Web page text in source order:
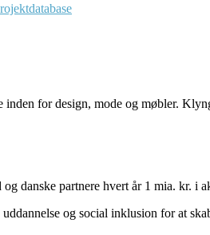
for design, mode og møbler.
danske partnere hvert år 1 mia. kr. i
og social inklusion for at